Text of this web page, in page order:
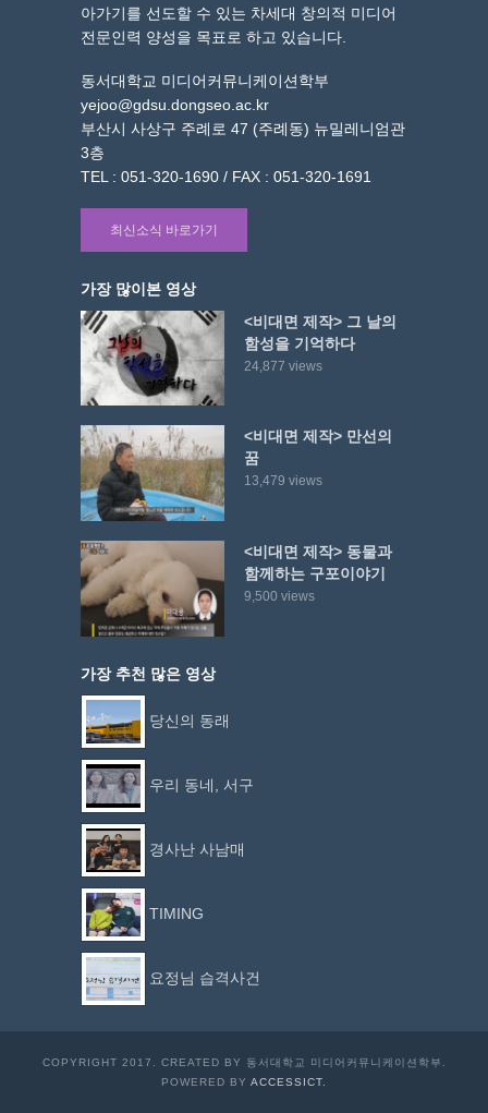
아가기를 선도할 수 있는 차세대 창의적 미디어
전문인력 양성을 목표로 하고 있습니다.
동서대학교 미디어커뮤니케이션학부
yejoo@gdsu.dongseo.ac.kr
부산시 사상구 주례로 47 (주례동) 뉴밀레니엄관
3층
TEL : 051-320-1690 / FAX : 051-320-1691
최신소식 바로가기
가장 많이본 영상
<비대면 제작> 그 날의
함성을 기억하다
24,877 views
<비대면 제작> 만선의
꿈
13,479 views
<비대면 제작> 동물과
함께하는 구포이야기
9,500 views
가장 추천 많은 영상
당신의 동래
우리 동네, 서구
경사난 사남매
TIMING
요정님 습격사건
COPYRIGHT 2017. CREATED BY 동서대학교 미디어커뮤니케이션학부.
POWERED BY ACCESSICT.